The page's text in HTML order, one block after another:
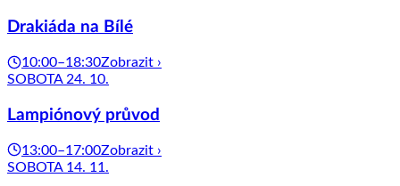
Drakiáda na Bílé
10:00–18:30Zobrazit ›
SOBOTA 24. 10.
Lampiónový průvod
13:00–17:00Zobrazit ›
SOBOTA 14. 11.